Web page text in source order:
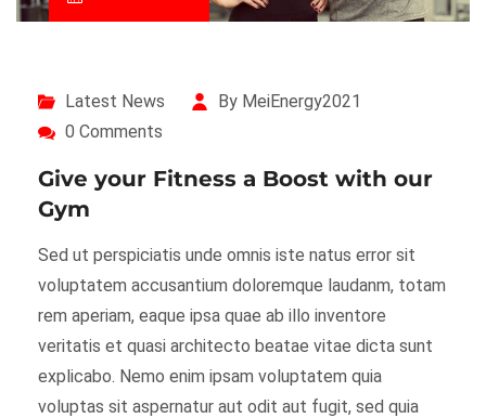
Latest News
By MeiEnergy2021
0 Comments
Give your Fitness a Boost with our
Gym
Sed ut perspiciatis unde omnis iste natus error sit
voluptatem accusantium doloremque laudanm, totam
rem aperiam, eaque ipsa quae ab illo inventore
veritatis et quasi architecto beatae vitae dicta sunt
explicabo. Nemo enim ipsam voluptatem quia
voluptas sit aspernatur aut odit aut fugit, sed quia